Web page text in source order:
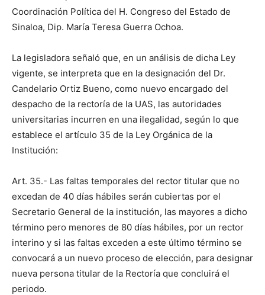
Coordinación Política del H. Congreso del Estado de
Sinaloa, Dip. María Teresa Guerra Ochoa.
La legisladora señaló que, en un análisis de dicha Ley
vigente, se interpreta que en la designación del Dr.
Candelario Ortiz Bueno, como nuevo encargado del
despacho de la rectoría de la UAS, las autoridades
universitarias incurren en una ilegalidad, según lo que
establece el artículo 35 de la Ley Orgánica de la
Institución:
Art. 35.- Las faltas temporales del rector titular que no
excedan de 40 días hábiles serán cubiertas por el
Secretario General de la institución, las mayores a dicho
término pero menores de 80 días hábiles, por un rector
interino y si las faltas exceden a este último término se
convocará a un nuevo proceso de elección, para designar
nueva persona titular de la Rectoría que concluirá el
periodo.